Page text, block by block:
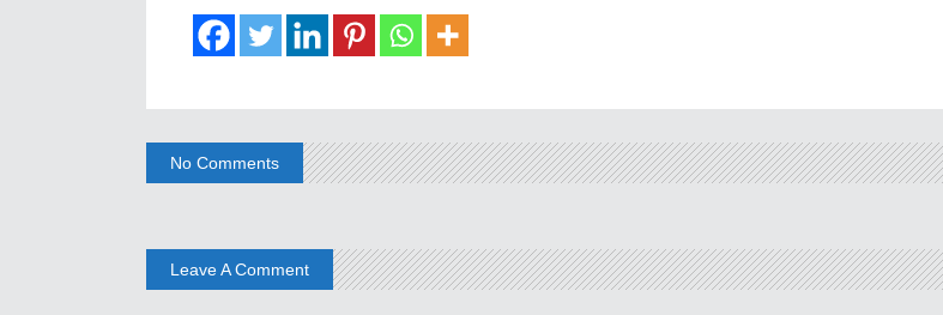
No Comments
Leave A Comment